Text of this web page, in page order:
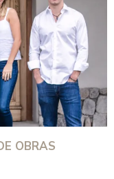
OBRAS